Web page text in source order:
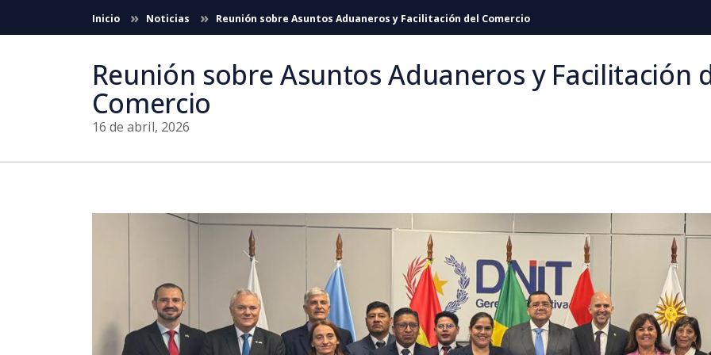
Saltar al contenido principal
Inicio Noticias Reunión sobre Asuntos Aduaneros y Facilitación del Comercio
Reunión sobre Asuntos Aduaneros y Facilitación
Comercio
16 de abril, 2026